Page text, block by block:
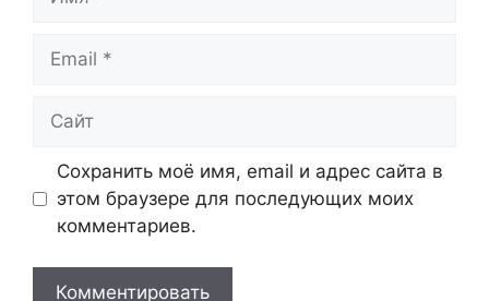
Сохранить моё имя, email и адрес сайта в
этом браузере для последующих моих
комментариев.